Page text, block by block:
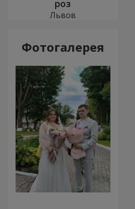
роз
Львов
Фотогалерея